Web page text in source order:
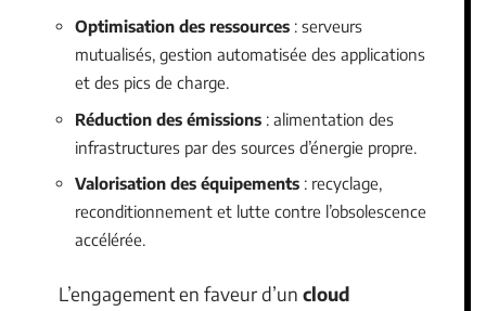
Optimisation des ressources : serveurs
mutualisés, gestion automatisée des applications
et des pics de charge.
Réduction des émissions : alimentation des
infrastructures par des sources d’énergie propre.
Valorisation des équipements : recyclage,
reconditionnement et lutte contre l’obsolescence
accélérée.
L’engagement en faveur d’un cloud